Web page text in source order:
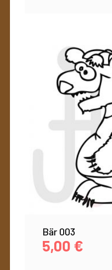
Bär 003
5,00 €